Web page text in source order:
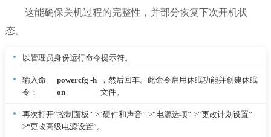
这能确保关机过程的完整性，并部分恢复下次开机状
态。
以管理员身份运行命令提示符。
输入命
令：
powercfg -h
on
，然后回车。此命令启用休眠功能并创建休眠
文件。
再次打开“控制面板”->“硬件和声音”->“电源选项”->“更改计划设置”-
>“更改高级电源设置”。